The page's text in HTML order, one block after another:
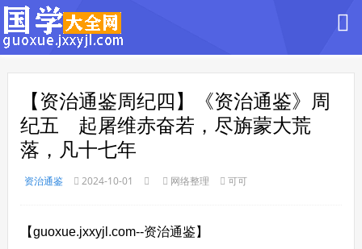
【资治通鉴周纪四】《资治通鉴》周
纪五 起屠维赤奋若，尽旃蒙大荒
落，凡十七年
资治通鉴 2024-10-01 网络整理 可可
【guoxue.jxxyjl.com--资治通鉴】